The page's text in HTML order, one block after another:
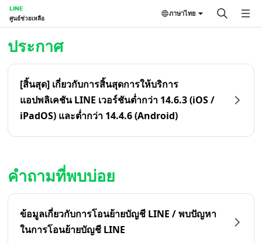
LINE
ศูนย์ช่วยเหลือ
ภาษาไทย
ประกาศ
[สิ้นสุด] เกี่ยวกับการสิ้นสุดการให้บริการ
แอปพลิเคชัน LINE เวอร์ชันต่ำกว่า 14.6.3 (iOS /
iPadOS) และต่ำกว่า 14.4.6 (Android)
คำถามที่พบบ่อย
ข้อมูลเกี่ยวกับการโอนย้ายบัญชี LINE / พบปัญหา
ในการโอนย้ายบัญชี LINE